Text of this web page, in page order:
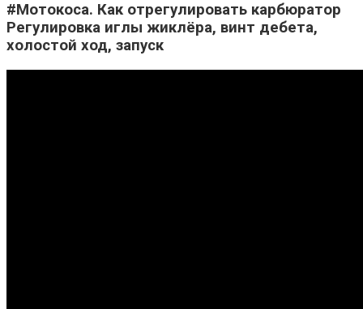
#Мотокоса. Как отрегулировать карбюратор
Регулировка иглы жиклёра, винт дебета,
холостой ход, запуск